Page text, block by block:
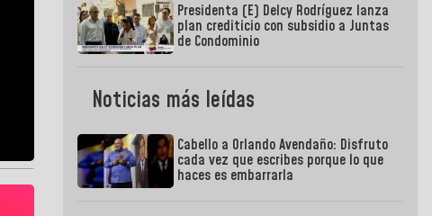
Presidenta (E) Delcy Rodríguez lanza
plan crediticio con subsidio a Juntas
de Condominio
Noticias más leídas
Cabello a Orlando Avendaño: Disfruto
cada vez que escribes porque lo que
haces es embarrarla